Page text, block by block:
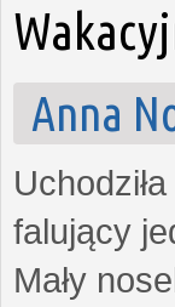
Anna
falujący
Mały